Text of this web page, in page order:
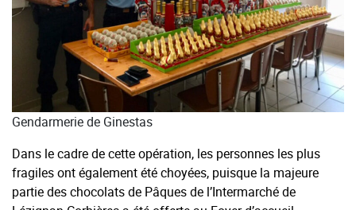
Gendarmerie de Ginestas
Dans le cadre de cette opération, les personnes les plus
fragiles ont également été choyées, puisque la majeure
partie des chocolats de Pâques de l’Intermarché de